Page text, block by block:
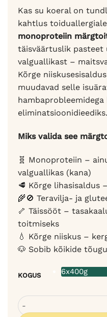
Kas su koeral on
kahtlus
monoproteiin
täisväärtuslik pasteet
valguallikast –
Kõrge
muudavad selle
eliminatsioonidieediks.
Miks valida see
🧬 Monoproteiin –
valguallikas (kana)
🥩 Kõrge lihasisaldus
🌾🚫 Teravilja- ja
🦴 Täissööt –
toitmiseks
💧 Kõrge niiskus –
🐶 Sobib kõikide
KOGUS 6x400g
Velxara kanaga